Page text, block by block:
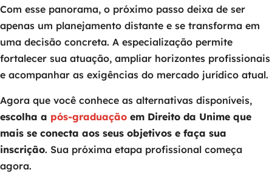
Com esse panorama, o próximo passo deixa de ser
apenas um planejamento distante e se transforma em
uma decisão concreta. A especialização permite
fortalecer sua atuação, ampliar horizontes profissionais
e acompanhar as exigências do mercado jurídico atual.
Agora que você conhece as alternativas disponíveis,
escolha a pós-graduação em Direito da Unime que
mais se conecta aos seus objetivos e faça sua
inscrição. Sua próxima etapa profissional começa
agora.